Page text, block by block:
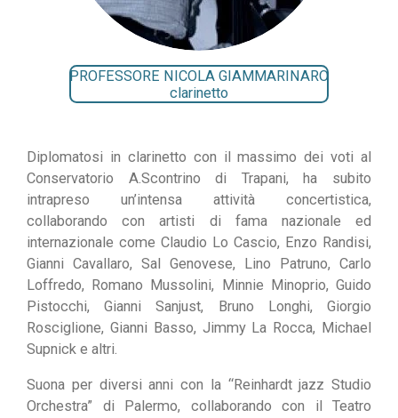
PROFESSORE NICOLA GIAMMARINARO
clarinetto
Diplomatosi in clarinetto con il massimo dei voti al
Conservatorio A.Scontrino di Trapani, ha subito
intrapreso un’intensa attività concertistica,
collaborando con artisti di fama nazionale ed
internazionale come Claudio Lo Cascio, Enzo Randisi,
Gianni Cavallaro, Sal Genovese, Lino Patruno, Carlo
Loffredo, Romano Mussolini, Minnie Minoprio, Guido
Pistocchi, Gianni Sanjust, Bruno Longhi, Giorgio
Rosciglione, Gianni Basso, Jimmy La Rocca, Michael
Supnick e altri.
Suona per diversi anni con la “Reinhardt jazz Studio
Orchestra” di Palermo, collaborando con il Teatro